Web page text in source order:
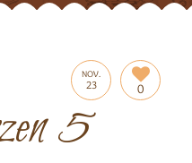
NOV.
23 0
5